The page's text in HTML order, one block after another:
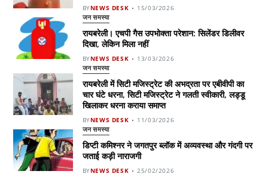
BYNEWS DESK 15/03/2026
जन समस्या
रायबरेली। एचपी गैस उपभोक्ता परेशान: सिलेंडर डिलीवर
दिखा, लेकिन मिला नहीं
BYNEWS DESK 13/03/2026
जन समस्या
रायबरेली में सिटी मजिस्ट्रेट की अभद्रता पर एबीवीपी का
चार घंटे धरना, सिटी मजिस्ट्रेट ने गलती स्वीकारी, लड्डू
खिलाकर धरना कराया समाप्त
BYNEWS DESK 11/03/2026
जन समस्या
डिप्टी कमिश्नर ने जगतपुर ब्लॉक में अव्यवस्था और गंदगी पर
जताई कड़ी नाराजगी
BYNEWS DESK 25/02/2026